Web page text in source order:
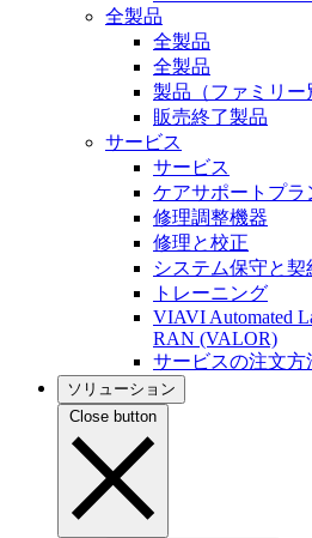
全製品
全製品
全製品
製品（ファミリー
販売終了製品
サービス
サービス
ケアサポートプラ
修理調整機器
修理と校正
システム保守と契
トレーニング
VIAVI Automated
RAN (VALOR)
サービスの注文方
ソリューション
Close button